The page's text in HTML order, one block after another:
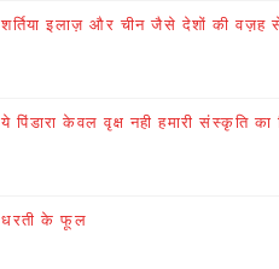
शर्तिया इलाज़ और चीन जैसे देशों की वज़ह
ये पिंडारा केवल वृक्ष नही हमारी संस्कृति का
धरती के फूल